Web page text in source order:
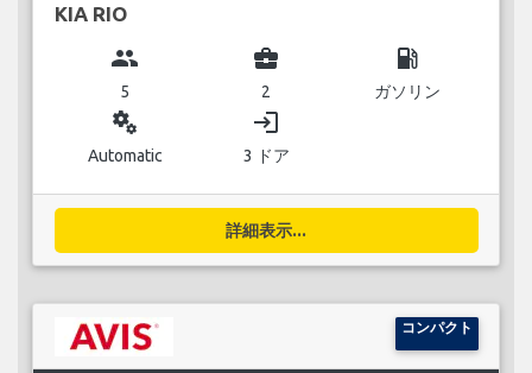
KIA RIO
group
5
business_center
2
local_gas_station
ガソリン
miscellaneous_services
Automatic
login
3 ドア
詳細表示...
コンパクト